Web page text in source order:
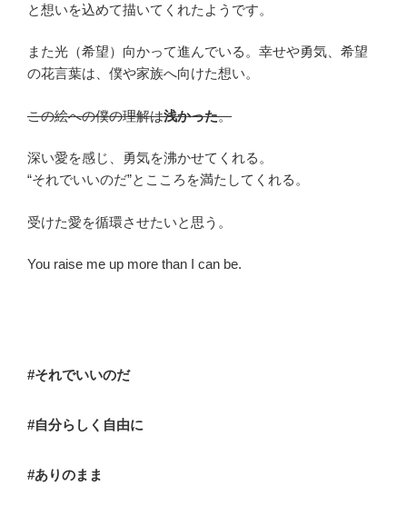
と想いを込めて描いてくれたようです。
また光（希望）向かって進んでいる。幸せや勇気、希望
の花言葉は、僕や家族へ向けた想い。
この絵への僕の理解は浅かった。
深い愛を感じ、勇気を沸かせてくれる。
“それでいいのだ”とこころを満たしてくれる。
受けた愛を循環させたいと思う。
You raise me up more than I can be.
#それでいいのだ
#自分らしく自由に
#ありのまま